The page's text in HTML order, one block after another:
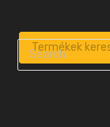
Products search